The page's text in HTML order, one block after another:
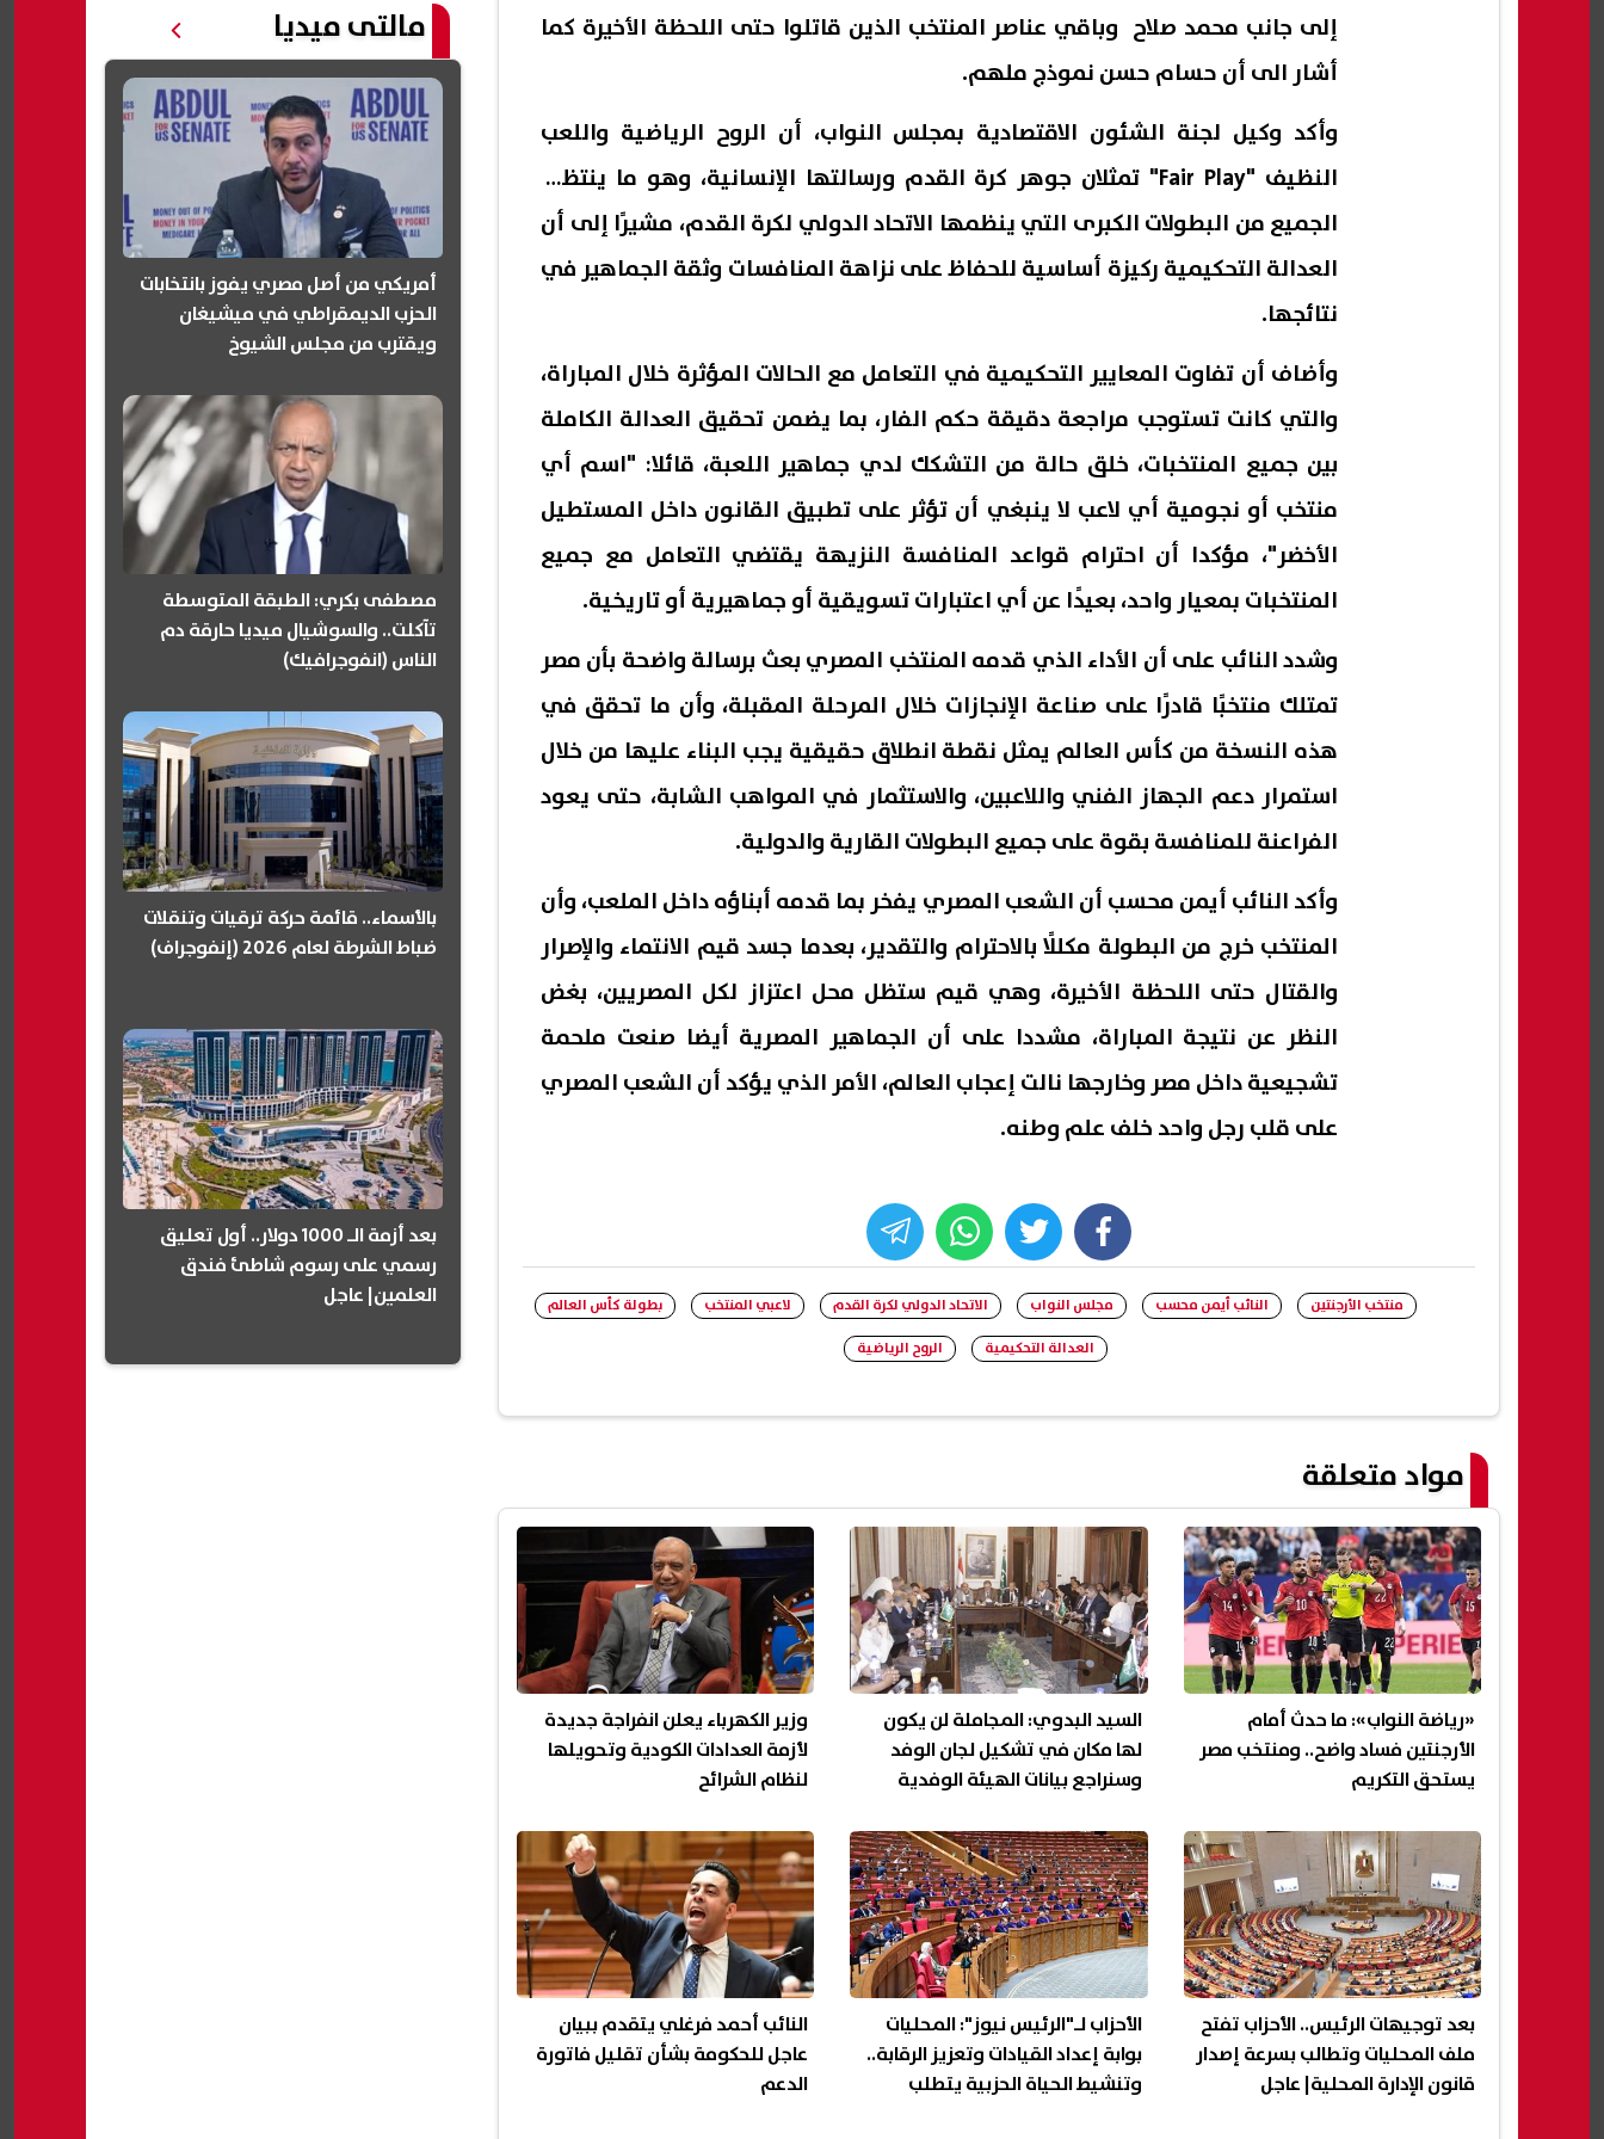
إلى جانب محمد صلاح وباقي عناصر المنتخب الذين قاتلوا حتى اللحظة الأخيرة كما
أشار الى أن حسام حسن نموذج ملهم.
وأكد وكيل لجنة الشئون الاقتصادية بمجلس النواب، أن الروح الرياضية واللعب
النظيف "Fair Play" تمثلان جوهر كرة القدم ورسالتها الإنسانية، وهو ما ينتظره
الجميع من البطولات الكبرى التي ينظمها الاتحاد الدولي لكرة القدم، مشيرًا إلى أن
العدالة التحكيمية ركيزة أساسية للحفاظ على نزاهة المنافسات وثقة الجماهير في
نتائجها.
وأضاف أن تفاوت المعايير التحكيمية في التعامل مع الحالات المؤثرة خلال المباراة،
والتي كانت تستوجب مراجعة دقيقة حكم الفار، بما يضمن تحقيق العدالة الكاملة
بين جميع المنتخبات، خلق حالة من التشكك لدي جماهير اللعبة، قائلا: "اسم أي
منتخب أو نجومية أي لاعب لا ينبغي أن تؤثر على تطبيق القانون داخل المستطيل
الأخضر"، مؤكدا أن احترام قواعد المنافسة النزيهة يقتضي التعامل مع جميع
المنتخبات بمعيار واحد، بعيدًا عن أي اعتبارات تسويقية أو جماهيرية أو تاريخية.
وشدد النائب على أن الأداء الذي قدمه المنتخب المصري بعث برسالة واضحة بأن مصر
تمتلك منتخبًا قادرًا على صناعة الإنجازات خلال المرحلة المقبلة، وأن ما تحقق في
هذه النسخة من كأس العالم يمثل نقطة انطلاق حقيقية يجب البناء عليها من خلال
استمرار دعم الجهاز الفني واللاعبين، والاستثمار في المواهب الشابة، حتى يعود
الفراعنة للمنافسة بقوة على جميع البطولات القارية والدولية.
وأكد النائب أيمن محسب أن الشعب المصري يفخر بما قدمه أبناؤه داخل الملعب، وأن
المنتخب خرج من البطولة مكللًا بالاحترام والتقدير، بعدما جسد قيم الانتماء والإصرار
والقتال حتى اللحظة الأخيرة، وهي قيم ستظل محل اعتزاز لكل المصريين، بغض
النظر عن نتيجة المباراة، مشددا على أن الجماهير المصرية أيضا صنعت ملحمة
تشجيعية داخل مصر وخارجها نالت إعجاب العالم، الأمر الذي يؤكد أن الشعب المصري
على قلب رجل واحد خلف علم وطنه.
facebook
twitter
whats
منتخب الأرجنتين النائب أيمن محسب مجلس النواب الاتحاد الدولي لكرة القدم لاعبي المنتخب
بطولة كأس العالم
العدالة التحكيمية
الروح الرياضية
مواد متعلقة
«رياضة النواب»: ما حدث أمام
الأرجنتين فساد واضح.. ومنتخب مصر
يستحق التكريم
السيد البدوي: المجاملة لن يكون
لها مكان في تشكيل لجان الوفد
وسنراجع بيانات الهيئة الوفدية
وزير الكهرباء يعلن انفراجة جديدة
لأزمة العدادات الكودية وتحويلها
لنظام الشرائح
بعد توجيهات الرئيس.. الأحزاب تفتح
ملف المحليات وتطالب بسرعة إصدار
قانون الإدارة المحلية| عاجل
الأحزاب لـ"الرئيس نيوز": المحليات
بوابة إعداد القيادات وتعزيز الرقابة..
وتنشيط الحياة الحزبية يتطلب
النائب أحمد فرغلي يتقدم ببيان
عاجل للحكومة بشأن تقليل فاتورة
الدعم
مالتى ميديا
أمريكي من أصل مصري يفوز بانتخابات
الحزب الديمقراطي في ميشيغان
ويقترب من مجلس الشيوخ
مصطفى بكري: الطبقة المتوسطة
تآكلت.. والسوشيال ميديا حارقة دم
الناس (انفوجرافيك)
بالأسماء.. قائمة حركة ترقيات وتنقلات
ضباط الشرطة لعام 2026 (إنفوجراف)
بعد أزمة الـ 1000 دولار.. أول تعليق
رسمي على رسوم شاطئ فندق
العلمين| عاجل